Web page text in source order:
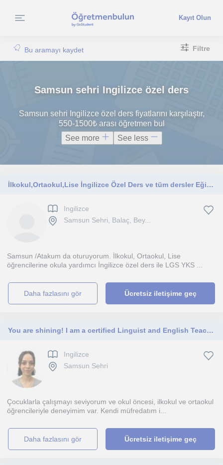
Kayıt Olun
Bu aramayı kaydet Filtre
Samsun sehri Ingilizce özel ders
Samsun sehri Ingilizce özel ders fiyatlarını karşılaştır,
550-1500₺ arası öğretmen bul
See more
See less
İlkokul,Ortaokul,Lise İngilizce Özel Ders ve tüm dersler Eğitim Koçluğunu
Ingilizce
Samsun Sehri, Balaç, Bey...
Samsun /Atakum da oturuyorum. İlkokul, Ortaokul, Lise
öğrencilerine okula yardımcı İngilizce özel ders ile LGS YKS ...
daha fazlasını gör Ücretsiz iletişime geç
You are shining! I am a certified Linguist and English Teacher. Let's keep learning together!
Ingilizce
Samsun Sehri
Çocuklarla çalışmayı seviyorum ve okul öncesi, ilkokul ve ortaokul
öğrencileriyle deneyimim var. Kendi müfredatım i...
daha fazlasını gör Ücretsiz iletişime geç